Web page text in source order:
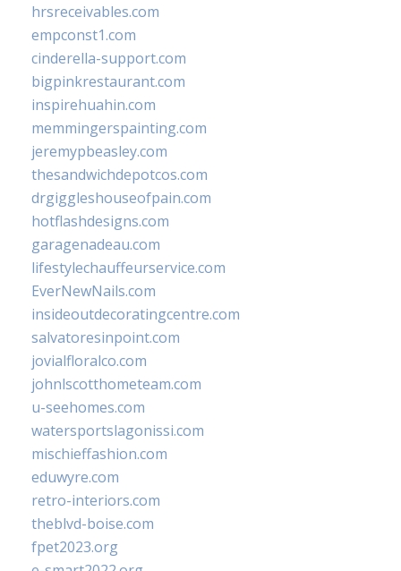
hrsreceivables.com
empconst1.com
cinderella-support.com
bigpinkrestaurant.com
inspirehuahin.com
memmingerspainting.com
jeremypbeasley.com
thesandwichdepotcos.com
drgiggleshouseofpain.com
hotflashdesigns.com
garagenadeau.com
lifestylechauffeurservice.com
EverNewNails.com
insideoutdecoratingcentre.com
salvatoresinpoint.com
jovialfloralco.com
johnlscotthometeam.com
u-seehomes.com
watersportslagonissi.com
mischieffashion.com
eduwyre.com
retro-interiors.com
theblvd-boise.com
fpet2023.org